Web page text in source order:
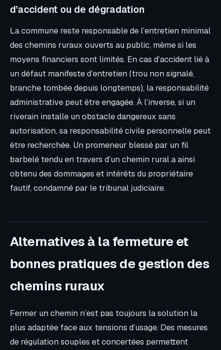
d’accident ou de dégradation
La commune reste responsable de l’entretien minimal
des chemins ruraux ouverts au public, même si les
moyens financiers sont limités. En cas d’accident lié à
un défaut manifeste d’entretien (trou non signalé,
branche tombée depuis longtemps), la responsabilité
administrative peut être engagée. À l’inverse, si un
riverain installe un obstacle dangereux sans
autorisation, sa responsabilité civile personnelle peut
être recherchée. Un promeneur blessé par un fil
barbelé tendu en travers d’un chemin rural a ainsi
obtenu des dommages et intérêts du propriétaire
fautif, condamné par le tribunal judiciaire.
Alternatives à la fermeture et
bonnes pratiques de gestion des
chemins ruraux
Fermer un chemin n’est pas toujours la solution la
plus adaptée face aux tensions d’usage. Des mesures
de régulation souples et concertées permettent